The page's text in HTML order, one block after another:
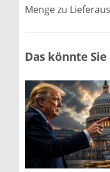
Menge zu
Das könnte